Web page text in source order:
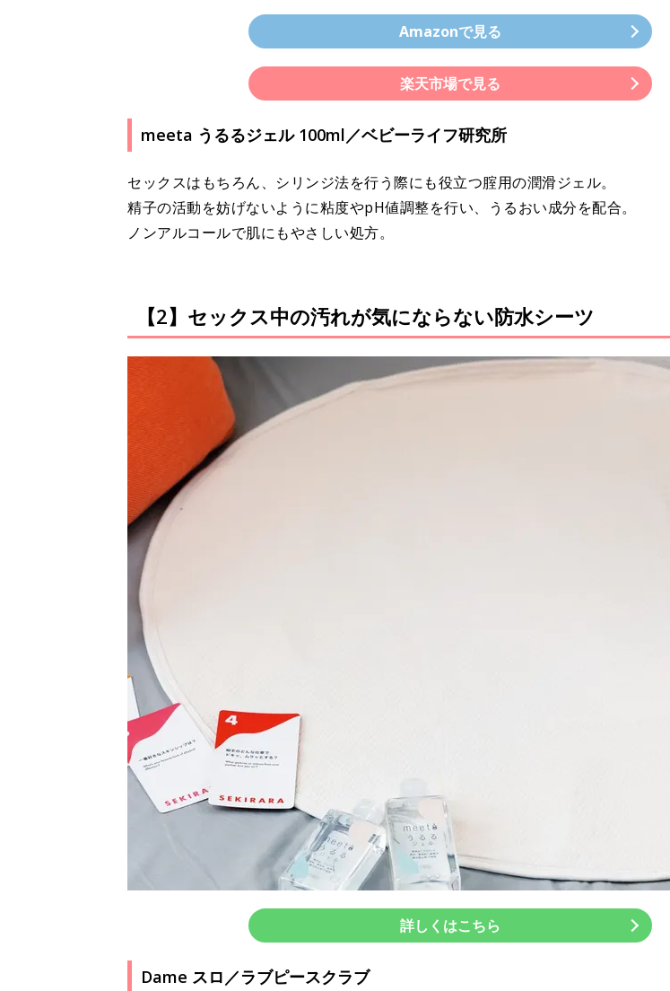
Amazonで見る
楽天市場で見る
meeta うるるジェル 100ml／ベビーライフ研究所
セックスはもちろん、シリンジ法を行う際にも役立つ腟用の潤滑ジェル。
精子の活動を妨げないように粘度やpH値調整を行い、うるおい成分を配合。
ノンアルコールで肌にもやさしい処方。
【2】セックス中の汚れが気にならない防水シーツ
詳しくはこちら
Dame スロ／ラブピースクラブ